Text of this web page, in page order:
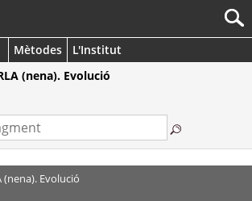
Mètodes
L'Institut
(nena). Evolució
(nena). Evolució